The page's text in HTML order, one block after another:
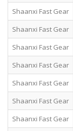
Shaanxi Fast Gear
Shaanxi Fast Gear
Shaanxi Fast Gear
Shaanxi Fast Gear
Shaanxi Fast Gear
Shaanxi Fast Gear
Shaanxi Fast Gear